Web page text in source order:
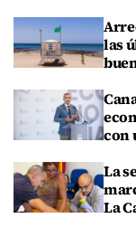
las
con
La
La